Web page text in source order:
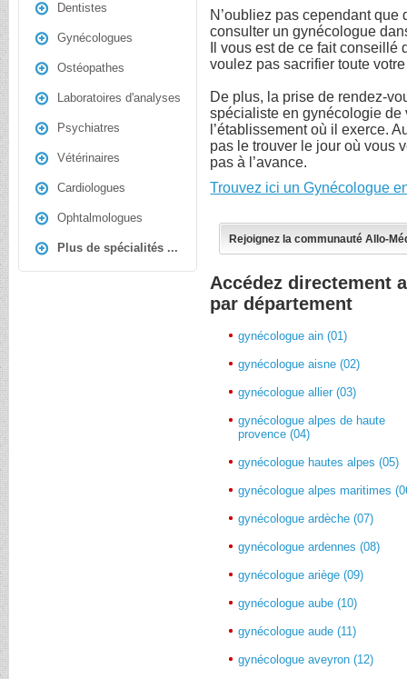
Dentistes
Gynécologues
Ostéopathes
Laboratoires d'analyses
Psychiatres
Vétérinaires
Cardiologues
Ophtalmologues
Plus de spécialités ...
N’oubliez pas cependant
consulter un gynécologue
Il vous est de ce fait
voulez pas sacrifier toute
De plus, la prise de rendez-
spécialiste en gynécologie
l’établissement où il exerce.
pas le trouver le jour où vous
pas à l’avance.
Trouvez ici un Gynécologue
Rejoignez la communauté Allo-
Accédez directement
par département
gynécologue ain (01)
gynécologue aisne (02)
gynécologue allier (03)
gynécologue alpes de haute
provence (04)
gynécologue hautes alpes (05)
gynécologue alpes maritimes
gynécologue ardèche (07)
gynécologue ardennes (08)
gynécologue ariège (09)
gynécologue aube (10)
gynécologue aude (11)
gynécologue aveyron (12)